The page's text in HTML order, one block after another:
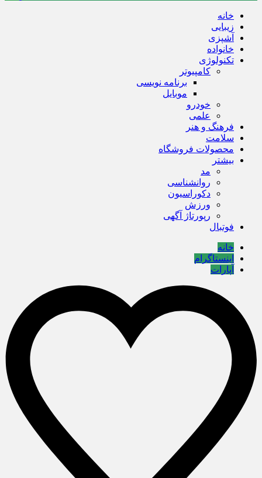
خانه
زیبایی
آشپزی
خانواده
تکنولوژی
کامپیوتر
برنامه نویسی
موبایل
خودرو
علمی
فرهنگ و هنر
سلامت
محصولات فروشگاه
بیشتر
مد
روانشناسی
دکوراسیون
ورزش
رپورتاژ آگهی
فوتبال
خانه
اینستاگرام
آپارات